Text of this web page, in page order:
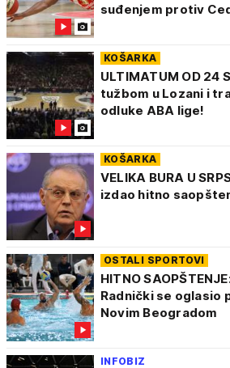
suđenjem protiv
KOŠARKA
ULTIMATUM OD 24
tužbom u Lozani i
odluke ABA lige!
KOŠARKA
VELIKA BURA U
izdao hitno
OSTALI SPORTOVI
HITNO
Radnički se oglasio
Novim Beogradom
INFOBIZ